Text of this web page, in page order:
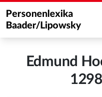
Personenlexika
Baader/Lipowsky
Edmund